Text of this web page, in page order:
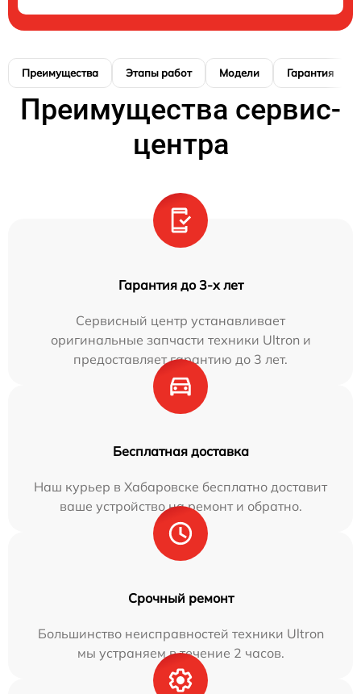
Преимущества Этапы работ Модели Гарантия
Преимущества сервис-
центра
Гарантия до 3-х лет
Сервисный центр устанавливает
оригинальные запчасти техники Ultron и
предоставляет гарантию до 3 лет.
Бесплатная доставка
Наш курьер в Хабаровске бесплатно доставит
ваше устройство на ремонт и обратно.
Срочный ремонт
Большинство неисправностей техники Ultron
мы устраняем в течение 2 часов.